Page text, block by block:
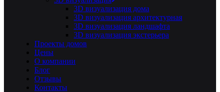
3D визуализация дома
3D визуализация архитектурная
3D визуализация ландшафта
3D визуализация экстерьера
Проекты домов
Цены
О компании
Блог
Отзывы
Контакты